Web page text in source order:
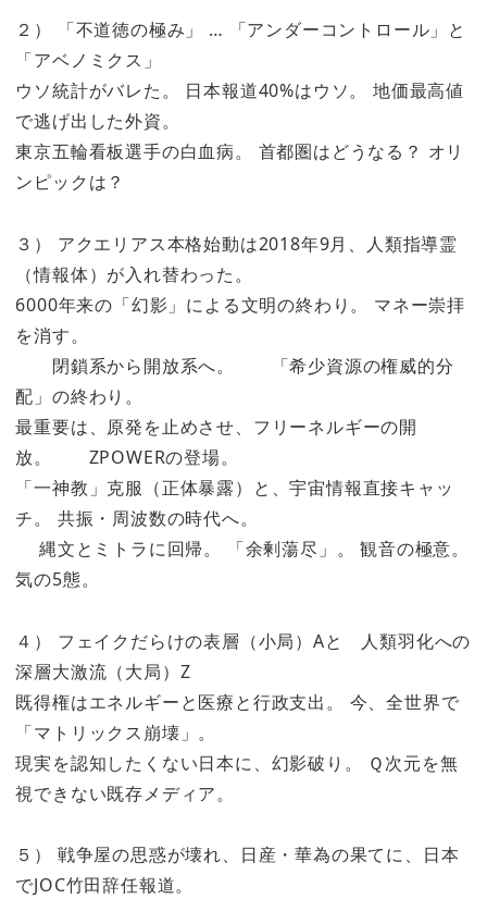
２） 「不道徳の極み」 … 「アンダーコントロール」と
「アベノミクス」
ウソ統計がバレた。 日本報道40%はウソ。 地価最高値
で逃げ出した外資。
東京五輪看板選手の白血病。 首都圏はどうなる？ オリ
ンピックは？
３） アクエリアス本格始動は2018年9月、人類指導霊
（情報体）が入れ替わった。
6000年来の「幻影」による文明の終わり。 マネー崇拝
を消す。
閉鎖系から開放系へ。 「希少資源の権威的分
配」の終わり。
最重要は、原発を止めさせ、フリーネルギーの開
放。 ZPOWERの登場。
「一神教」克服（正体暴露）と、宇宙情報直接キャッ
チ。 共振・周波数の時代へ。
縄文とミトラに回帰。 「余剰蕩尽」。 観音の極意。
気の5態。
４） フェイクだらけの表層（小局）Aと 人類羽化への
深層大激流（大局）Z
既得権はエネルギーと医療と行政支出。 今、全世界で
「マトリックス崩壊」。
現実を認知したくない日本に、幻影破り。 Ｑ次元を無
視できない既存メディア。
５） 戦争屋の思惑が壊れ、日産・華為の果てに、日本
でJOC竹田辞任報道。